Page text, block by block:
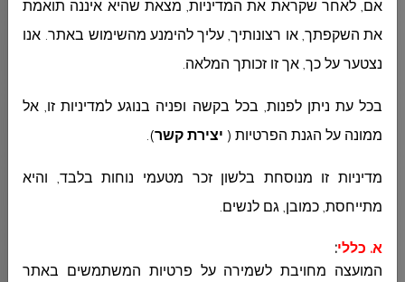
الحوسبة وانظمة المعلومات
التربية والتعليم
مركز الخدمات النفسية
قسم الصحة والبيئة وترخيص المصالح
אם, לאחר שקראת את המדיניות, מצאת שהיא איננה תואמת
את השקפתך, או רצונותיך, עליך להימנע מהשימוש באתר. אנו
נצטער על כך, אך זו זכותך המלאה.
בכל עת ניתן לפנות, בכל בקשה ופניה בנוגע למדיניות זו, אל
ממונה על הגנת הפרטיות ( יצירת קשר )
.
מדיניות זו מנוסחת בלשון זכר מטעמי נוחות בלבד, והיא
מתייחסת, כמובן, גם לנשים.
א. כללי:
המועצה מחויבת לשמירה על פרטיות המשתמשים באתר